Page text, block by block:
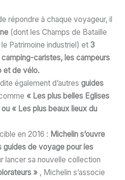
répondre à chaque voyageur, il
(dont les Champs de Bataille
Patrimoine industriel) et 3
camping-caristes, les campeurs
et de vélo.
également d’autres guides
« Les plus belles Eglises
« Les plus beaux lieux du
en 2016 : Michelin s’ouvre
guides de voyage pour les
lancer sa nouvelle collection
», Michelin s’associe